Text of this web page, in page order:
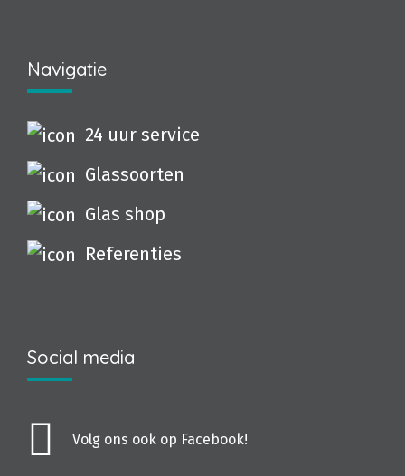
Navigatie
24 uur service
Glassoorten
Glas shop
Referenties
Social media
Volg ons ook op Facebook!